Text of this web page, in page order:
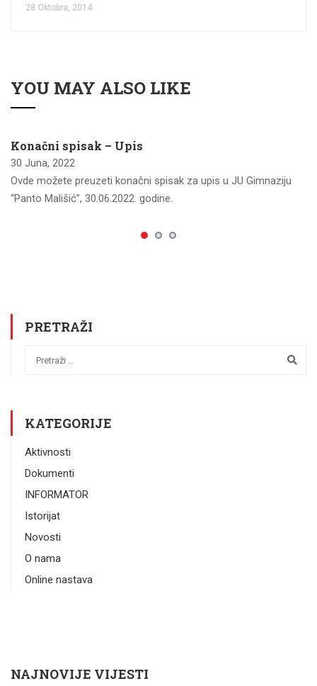
28 Oktobra, 2014
YOU MAY ALSO LIKE
Konačni spisak – Upis
30 Juna, 2022
Ovde možete preuzeti konačni spisak za upis u JU Gimnaziju
“Panto Mališić”, 30.06.2022. godine.
PRETRAŽI
KATEGORIJE
Aktivnosti
Dokumenti
INFORMATOR
Istorijat
Novosti
O nama
Online nastava
NAJNOVIJE VIJESTI